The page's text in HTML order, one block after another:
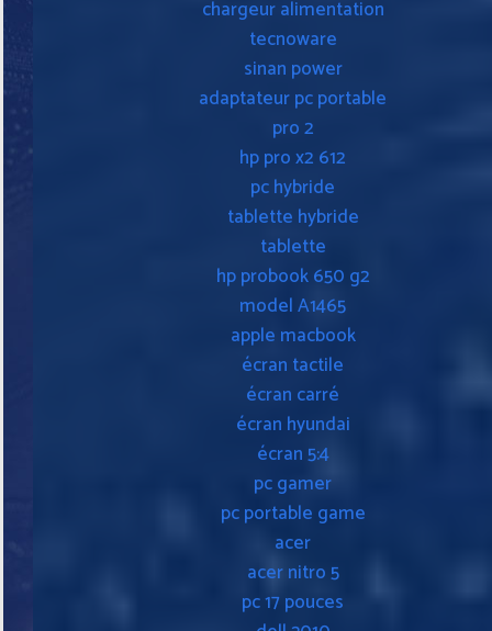
chargeur alimentation
tecnoware
sinan power
adaptateur pc portable
pro 2
hp pro x2 612
pc hybride
tablette hybride
tablette
hp probook 650 g2
model A1465
apple macbook
écran tactile
écran carré
écran hyundai
écran 5:4
pc gamer
pc portable game
acer
acer nitro 5
pc 17 pouces